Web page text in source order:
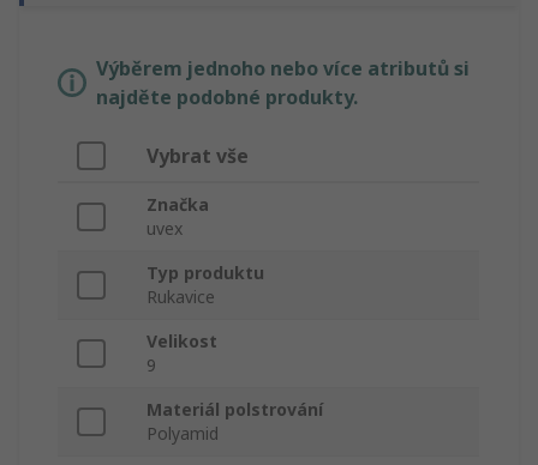
Výběrem jednoho nebo více atributů si
najděte podobné produkty.
Vybrat vše
Značka
uvex
Typ produktu
Rukavice
Velikost
9
Materiál polstrování
Polyamid